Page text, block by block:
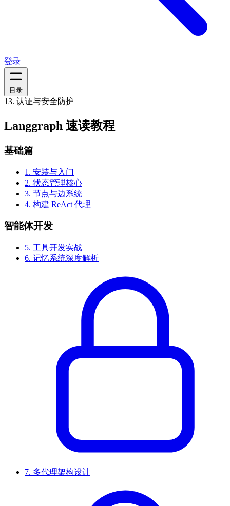
登录
目录
13. 认证与安全防护
Langgraph 速读教程
基础篇
1. 安装与入门
2. 状态管理核心
3. 节点与边系统
4. 构建 ReAct 代理
智能体开发
5. 工具开发实战
6. 记忆系统深度解析
7. 多代理架构设计